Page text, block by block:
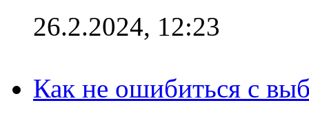
26.2.2024, 12:23
Как не ошибиться с